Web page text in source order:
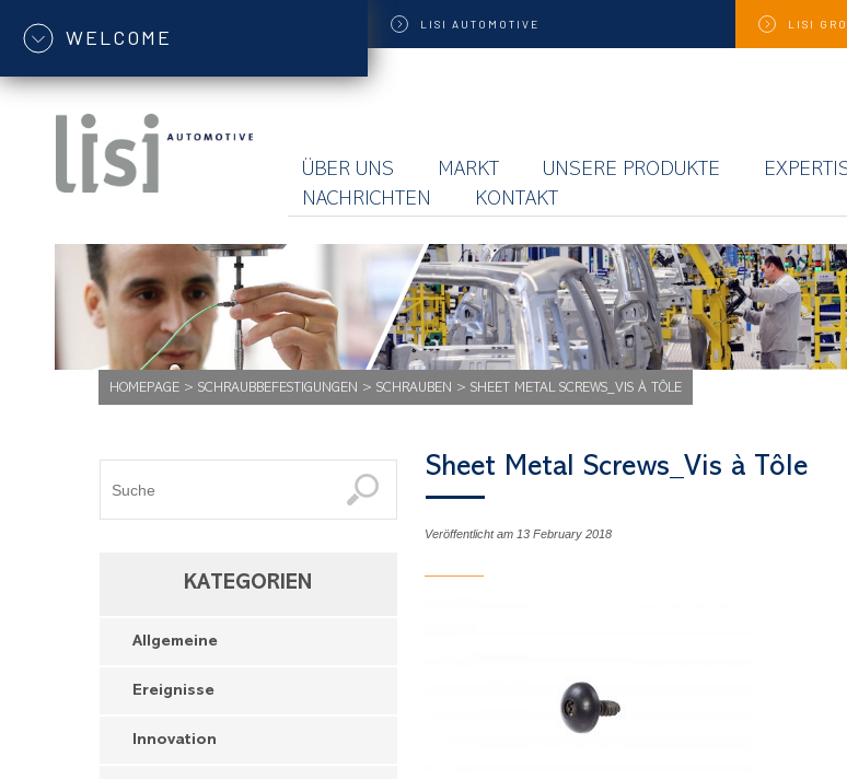
WELCOME
LISI AUTOMOTIVE LISI
ÜBER UNS MARKT UNSERE PRODUKTE
NACHRICHTEN
KONTAKT
HOMEPAGE> SCHRAUBBEFESTIGUNGEN > SCHRAUBEN > SHEET METAL SCREWS_VIS À TÔLE
KATEGORIEN
Allgemeine
Ereignisse
Innovation
Sheet Metal Screws_Vis à Tôle
Veröffentlicht am 13 February 2018